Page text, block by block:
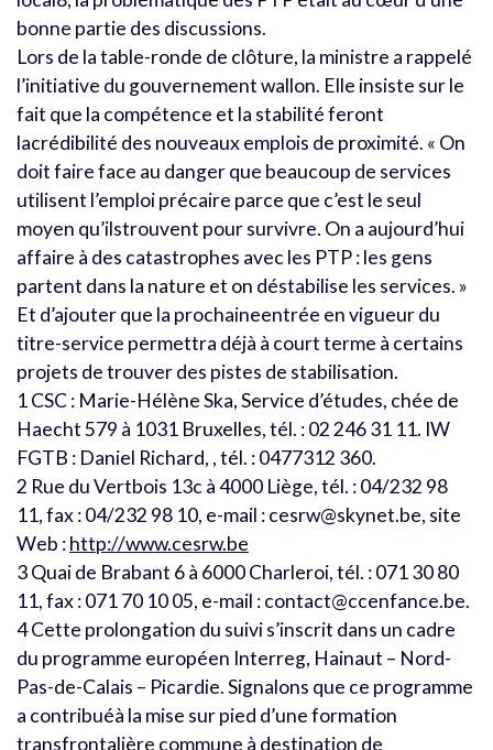
bonne partie des discussions.
Lors de la table-ronde de clôture, la ministre a rappelé
l’initiative du gouvernement wallon. Elle insiste sur le
fait que la compétence et la stabilité feront
lacrédibilité des nouveaux emplois de proximité. « On
doit faire face au danger que beaucoup de services
utilisent l’emploi précaire parce que c’est le seul
moyen qu’ilstrouvent pour survivre. On a aujourd’hui
affaire à des catastrophes avec les PTP : les gens
partent dans la nature et on déstabilise les services. »
Et d’ajouter que la prochaineentrée en vigueur du
titre-service permettra déjà à court terme à certains
projets de trouver des pistes de stabilisation.
1 CSC : Marie-Hélène Ska, Service d’études, chée de
Haecht 579 à 1031 Bruxelles, tél. : 02 246 31 11. IW
FGTB : Daniel Richard, , tél. : 0477312 360.
2 Rue du Vertbois 13c à 4000 Liège, tél. : 04/232 98
11, fax : 04/232 98 10, e-mail : cesrw@skynet.be, site
Web :http://www.cesrw.be
3 Quai de Brabant 6 à 6000 Charleroi, tél. : 071 30 80
11, fax : 071 70 10 05, e-mail : contact@ccenfance.be.
4 Cette prolongation du suivi s’inscrit dans un cadre
du programme européen Interreg, Hainaut – Nord-
Pas-de-Calais – Picardie. Signalons que ce programme
a contribuéà la mise sur pied d’une formation
transfrontalière commune à destination de